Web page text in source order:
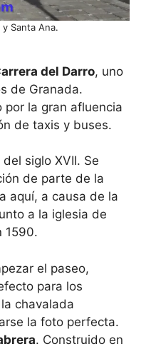
Santa Ana.
del Darro, uno
de Granada.
por la gran afluencia
de taxis y buses.
siglo XVII. Se
de parte de la
aquí, a causa de la
a la iglesia de
1590.
el paseo,
para los
chavalada
la foto perfecta.
. Construido en